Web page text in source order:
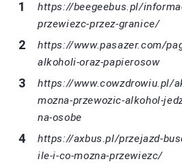
https://beegeebus.pl/
przewiezc-przez-granice/
https://www.pasazer.com/
alkoholi-oraz-papierosow
https://www.cowzdrowiu.pl/
mozna-przewozic-alkohol-
na-osobe
https://axbus.pl/przejazd-
ile-i-co-mozna-przewiezc/